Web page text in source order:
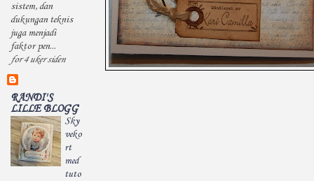
sistem, dan
dukungan teknis
juga menjadi
faktor pen...
for 4 uker siden
RANDI'S
LILLE BLOGG
Sky
veko
rt
med
tuto